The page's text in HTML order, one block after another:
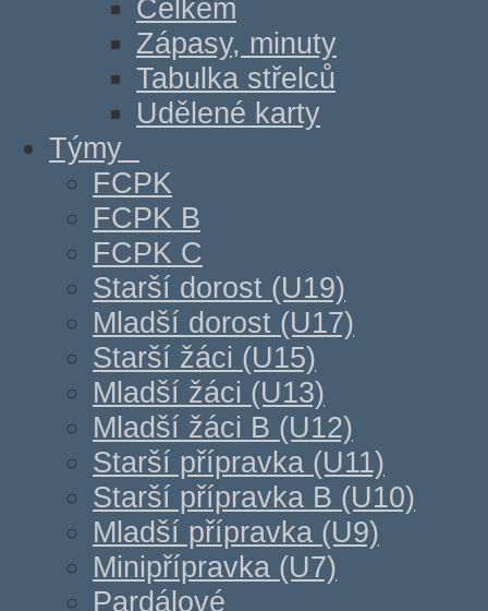
Celkem
Zápasy, minuty
Tabulka střelců
Udělené karty
Týmy
FCPK
FCPK B
FCPK C
Starší dorost (U19)
Mladší dorost (U17)
Starší žáci (U15)
Mladší žáci (U13)
Mladší žáci B (U12)
Starší přípravka (U11)
Starší přípravka B (U10)
Mladší přípravka (U9)
Minipřípravka (U7)
Pardálové